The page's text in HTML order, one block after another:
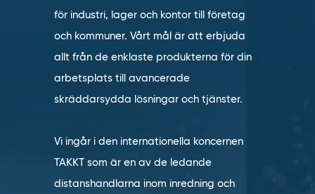
för industri, lager och kontor till företag
och kommuner. Vårt mål är att erbjuda
allt från de enklaste produkterna för din
arbetsplats till avancerade
skräddarsydda lösningar och tjänster.
Vi ingår i den internationella koncernen
TAKKT som är en av de ledande
distanshandlarna inom inredning och